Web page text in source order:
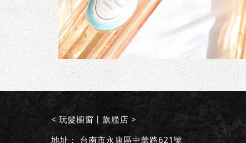
< 玩髮櫥窗丨旗艦店 >
地址： 台南市永康區中華路621號